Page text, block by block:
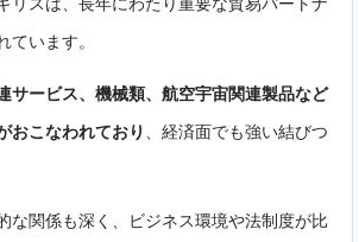
います。
サービス、機械類、航空宇宙関連製品など
おこなわれており
、経済面でも強い結びつ
な関係も深く、ビジネス環境や法制度が比